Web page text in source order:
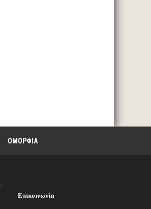
ΟΜΟΡΦΙΑ
Επικοινωνία